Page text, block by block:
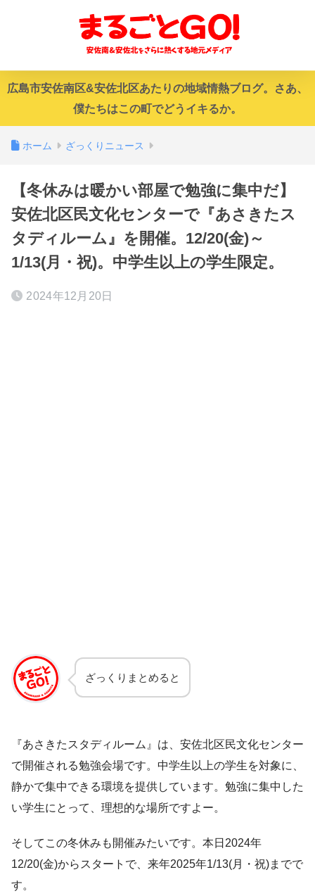
広島市安佐南区&安佐北区あたりの地域情熱ブログ。さあ、
僕たちはこの町でどうイキるか。
ホーム ざっくりニュース
【冬休みは暖かい部屋で勉強に集中だ】
安佐北区民文化センターで『あさきたス
タディルーム』を開催。12/20(金)～
1/13(月・祝)。中学生以上の学生限定。
2024年12月20日
ざっくりまとめると
『あさきたスタディルーム』は、安佐北区民文化センター
で開催される勉強会場です。中学生以上の学生を対象に、
静かで集中できる環境を提供しています。勉強に集中した
い学生にとって、理想的な場所ですよー。
そしてこの冬休みも開催みたいです。本日2024年
12/20(金)からスタートで、来年2025年1/13(月・祝)までで
す。